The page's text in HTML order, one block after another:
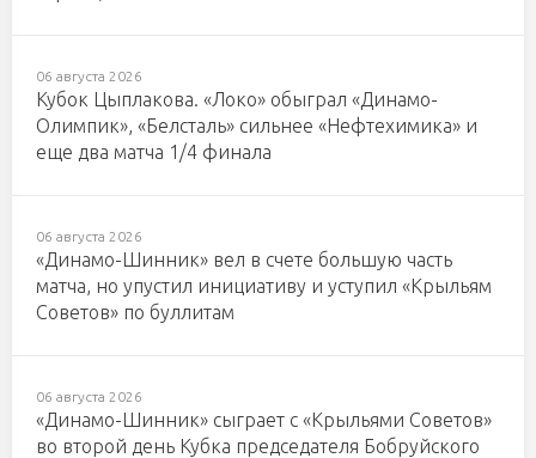
06 августа 2026
Кубок Цыплакова. «Локо» обыграл «Динамо-
Олимпик», «Белсталь» сильнее «Нефтехимика» и
еще два матча 1/4 финала
06 августа 2026
«Динамо-Шинник» вел в счете большую часть
матча, но упустил инициативу и уступил «Крыльям
Советов» по буллитам
06 августа 2026
«Динамо-Шинник» сыграет с «Крыльями Советов»
во второй день Кубка председателя Бобруйского